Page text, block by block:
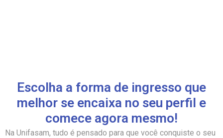
Escolha a forma de ingresso que
melhor se encaixa no seu perfil e
comece agora mesmo!
Na Unifasam, tudo é pensado para que você conquiste o seu